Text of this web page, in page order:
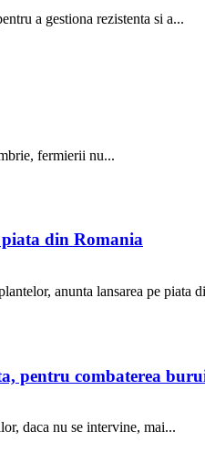
a gestiona rezistenta si a...
fermierii nu...
din Romania
anunta lansarea pe piata
pentru combaterea
daca nu se intervine, mai...